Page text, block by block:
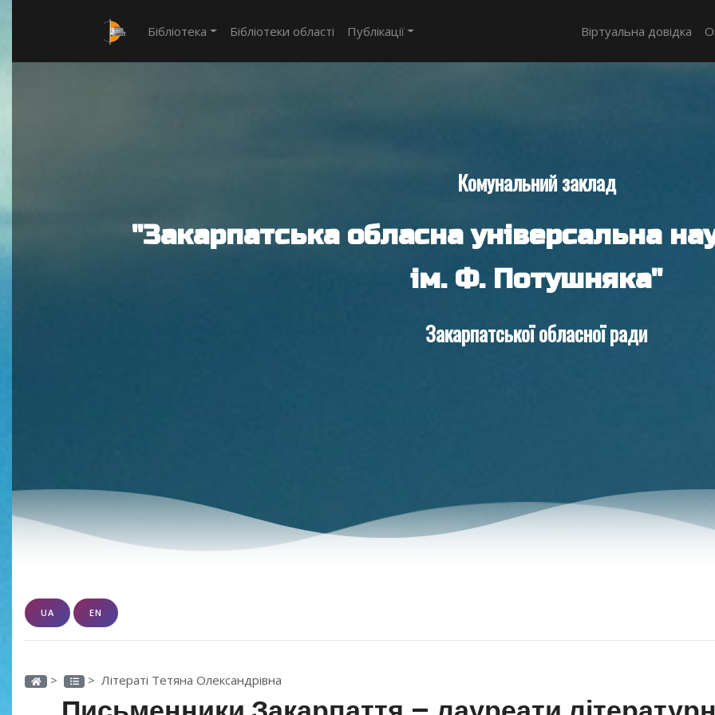
Бібліотека Бібліотеки області Публікації Віртуальна довідка
Комунальний заклад
"Закарпатська обласна універсальна
ім. Ф. Потушняка"
Закарпатської обласної ради
UA EN
> > Літераті Тетяна Олександрівна